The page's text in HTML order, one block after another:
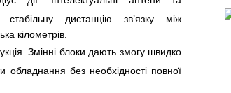
стабільну дистанцію зв’язку між
кілометрів.
Змінні блоки дають змогу швидко
обладнання без необхідності повної